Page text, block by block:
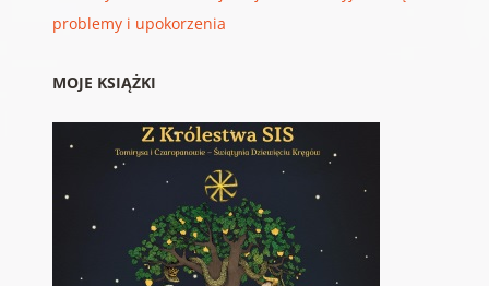
problemy i upokorzenia
MOJE KSIĄŻKI